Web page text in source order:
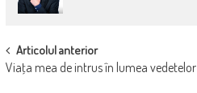
POST
NAVIGATION
Articolul anterior
Viaţa mea de intrus în lumea vedetelor